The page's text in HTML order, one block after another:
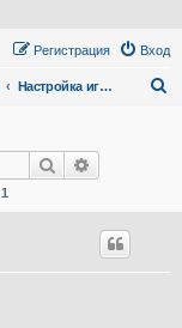
Вход
Регистрация
Настройка игр через vpn и прокси (настройки с закрытыми портами)
Поиск
1